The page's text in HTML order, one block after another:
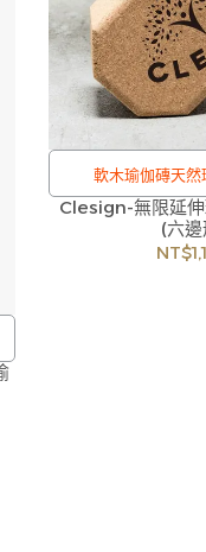
軟木瑜伽磚天
/
訂購注
商品流動性快且多
Clesign-無限延
(六